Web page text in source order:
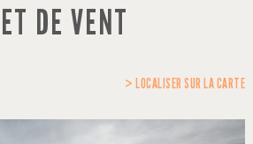
DE VENT
> LOCALISER SUR LA CARTE